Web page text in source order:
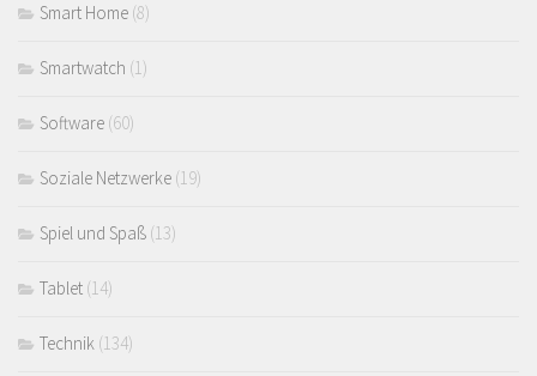
Smart Home (8)
Smartwatch (1)
Software (60)
Soziale Netzwerke (19)
Spiel und Spaß (13)
Tablet (14)
Technik (134)